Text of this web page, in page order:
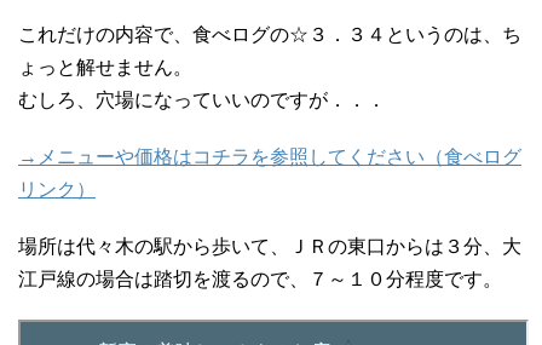
これだけの内容で、食べログの☆３．３４というのは、ち
ょっと解せません。
むしろ、穴場になっていいのですが．．．
→メニューや価格はコチラを参照してください（食べログ
リンク）
場所は代々木の駅から歩いて、ＪＲの東口からは３分、大
江戸線の場合は踏切を渡るので、７～１０分程度です。